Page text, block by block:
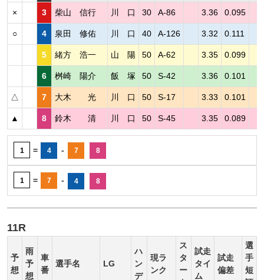
× 3 柴山 信行 川 口 30 A-86 3.36 0.095
○ 4 泉田 修佑 川 口 40 A-126 3.32 0.111
5 緒方 浩一 山 陽 50 A-62 3.35 0.099
6 桝崎 陽介 飯 塚 50 S-42 3.36 0.101
△ 7 大木 光 川 口 50 S-17 3.33 0.101
▲ 8 鈴木 清 川 口 50 S-45 3.35 0.089
1 = 4 - 7 8
1 = 7 - 4 8
11R
予
想
雨
予
想
車
番
選手名 LG
ハ
ン
デ
現ラ
ンク
ス
タ
ー
試走
タイ
ム
試走
偏差
選
手
短